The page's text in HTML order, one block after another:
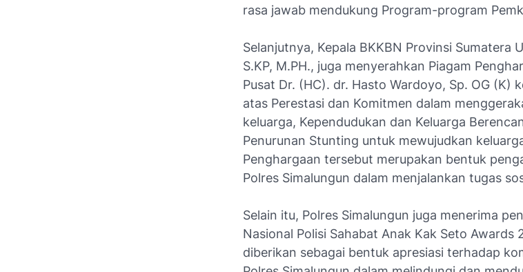
rasa jawab mendukung Program-program
Selanjutnya, Kepala BKKBN Provinsi Sumatera
S.KP, M.PH., juga menyerahkan Piagam
Pusat Dr. (HC). dr. Hasto Wardoyo, Sp. OG (K)
atas Perestasi dan Komitmen dalam
keluarga, Kependudukan dan Keluarga
Penurunan Stunting untuk mewujudkan
Penghargaan tersebut merupakan bentuk
Polres Simalungun dalam menjalankan tugas
Selain itu, Polres Simalungun juga menerima
Nasional Polisi Sahabat Anak Kak Seto Awards
diberikan sebagai bentuk apresiasi terhadap